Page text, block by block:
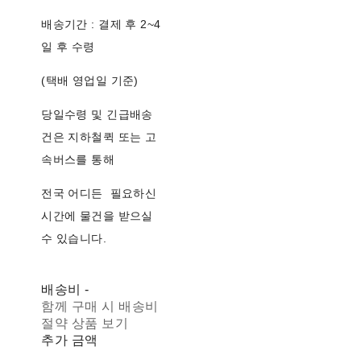
배송기간 : 결제 후 2~4
일 후 수령
(택배 영업일 기준)
당일수령 및 긴급배송
건은 지하철퀵 또는 고
속버스를 통해
전국 어디든 필요하신
시간에 물건을 받으실
수 있습니다.
배송비-
함께 구매 시 배송비
절약 상품 보기
추가 금액